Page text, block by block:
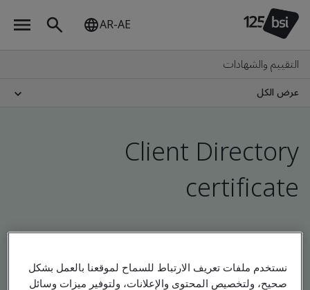
AR-AE
التقييم والشهادات
عرض الكل
Client Directory
certificate
Check company, site and product certificates -
Validation and Verification
نستخدم ملفات تعريف الارتباط للسماح لموقعنا بالعمل بشكل
صحيح، ولتخصيص المحتوى والإعلانات، ولتوفير ميزات وسائل